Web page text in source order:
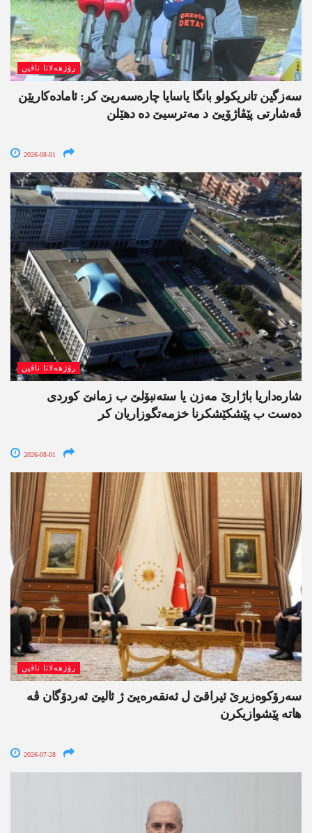
رۆژھەلاتا ناڤین
سەزگین تانریکولو بانگا یاسایا چارەسەریێ کر: ئامادەکاریێن
ڤەشارتی پێڤاژۆیێ د مەترسیێ دە دھێلن
2026-08-01
رۆژھەلاتا ناڤین
شارەداریا باژارێ مەزن یا ستەنبۆلێ ب زمانێ کوردی
دەست ب پێشکێشکرنا خزمەتگوزاریان کر
2026-08-01
رۆژھەلاتا ناڤین
سەرۆکوەزیرێ ئیراقێ ل ئەنقەرەیێ ژ ئالیێ ئەردۆگان ڤە
ھاتە پێشوازیکرن
2026-07-28